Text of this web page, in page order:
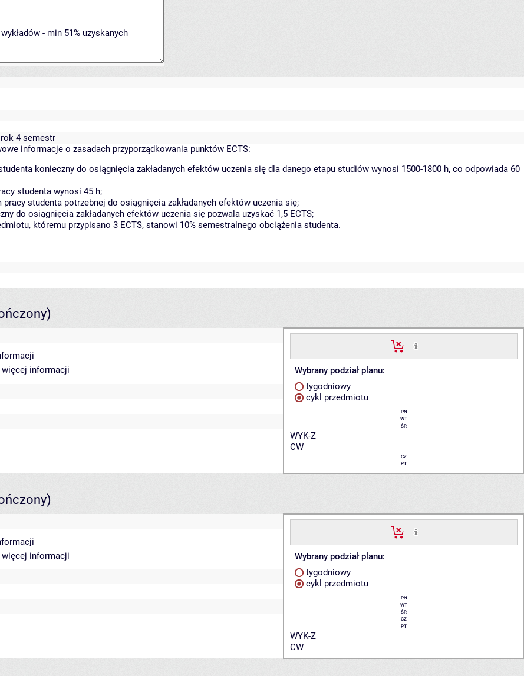
4 semestr
informacje o zasadach przyporządkowania punktów ECTS:
konieczny do osiągnięcia zakładanych efektów uczenia się dla danego etapu studiów wynosi 1500-1800 h, co odpowiada 60
studenta wynosi 45 h;
studenta potrzebnej do osiągnięcia zakładanych efektów uczenia się;
do osiągnięcia zakładanych efektów uczenia się pozwala uzyskać 1,5 ECTS;
któremu przypisano 3 ECTS, stanowi 10% semestralnego obciążenia studenta.
Wybrany podział planu:
tygodniowy
cykl przedmiotu
PN
WT
ŚR
WYK-Z
CW
CZ
PT
więcej informacji
Wybrany podział planu:
tygodniowy
cykl przedmiotu
PN
WT
ŚR
CZ
PT
WYK-Z
CW
więcej informacji